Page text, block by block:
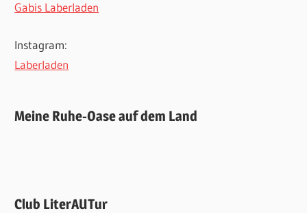
Gabis Laberladen
Instagram:
Laberladen
Meine Ruhe-Oase auf dem Land
Club LiterAUTur